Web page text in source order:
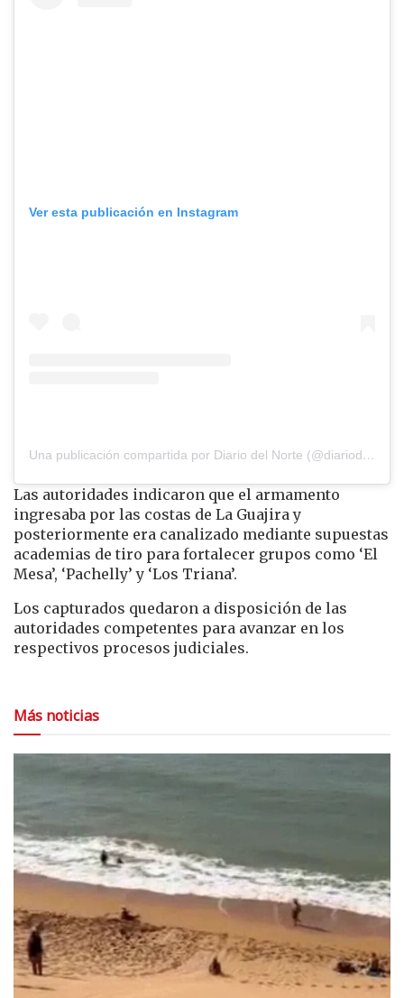
Ver esta publicación en Instagram
Una publicación compartida por Diario del Norte (@diariodelnorte)
Las autoridades indicaron que el armamento
ingresaba por las costas de La Guajira y
posteriormente era canalizado mediante supuestas
academias de tiro para fortalecer grupos como ‘El
Mesa’, ‘Pachelly’ y ‘Los Triana’.
Los capturados quedaron a disposición de las
autoridades competentes para avanzar en los
respectivos procesos judiciales.
Más noticias